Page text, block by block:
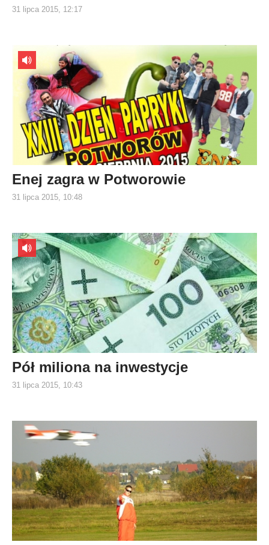
31 lipca 2015, 12:17
Enej zagra w Potworowie
31 lipca 2015, 10:48
Pół miliona na inwestycje
31 lipca 2015, 10:43